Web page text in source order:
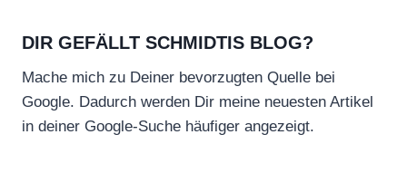
DIR GEFÄLLT SCHMIDTIS BLOG?
Mache mich zu Deiner bevorzugten Quelle bei
Google. Dadurch werden Dir meine neuesten Artikel
in deiner Google-Suche häufiger angezeigt.